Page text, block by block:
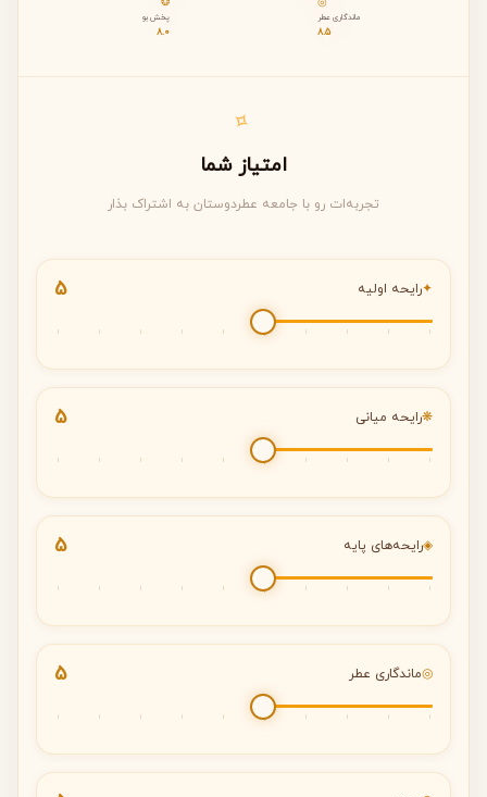
ماندگاری عطر
8.5
پخش بو
8.0
شیشه و بسته‌بندی: 7.0 از ۱۰
✧
امتیاز شما
تجربه‌ات رو با جامعه عطردوستان به اشتراک بذار
✦رایحه اولیه 5
❋رایحه میانی 5
◈رایحه‌های پایه 5
◎ماندگاری عطر 5